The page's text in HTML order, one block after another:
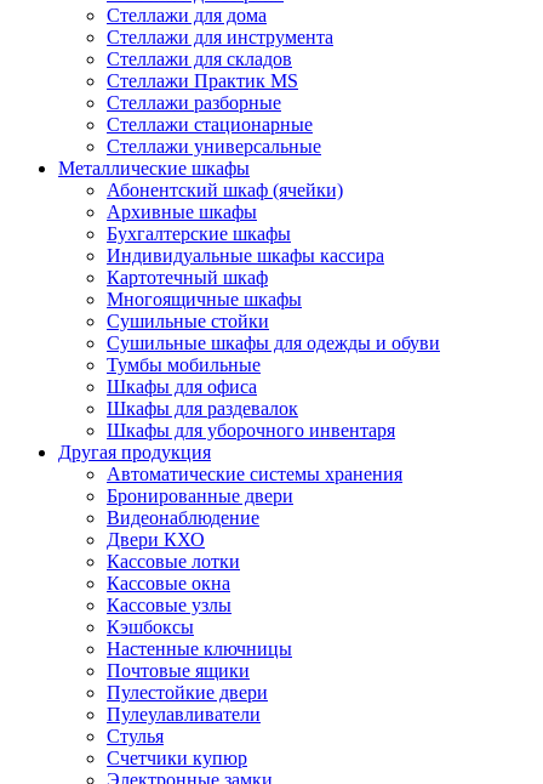
Стеллажи для дома
Стеллажи для инструмента
Стеллажи для складов
Стеллажи Практик MS
Стеллажи разборные
Стеллажи стационарные
Стеллажи универсальные
Металлические шкафы
Абонентский шкаф (ячейки)
Архивные шкафы
Бухгалтерские шкафы
Индивидуальные шкафы кассира
Картотечный шкаф
Многоящичные шкафы
Сушильные стойки
Сушильные шкафы для одежды и обуви
Тумбы мобильные
Шкафы для офиса
Шкафы для раздевалок
Шкафы для уборочного инвентаря
Другая продукция
Автоматические системы хранения
Бронированные двери
Видеонаблюдение
Двери КХО
Кассовые лотки
Кассовые окна
Кассовые узлы
Кэшбоксы
Настенные ключницы
Почтовые ящики
Пулестойкие двери
Пулеулавливатели
Стулья
Счетчики купюр
Электронные замки